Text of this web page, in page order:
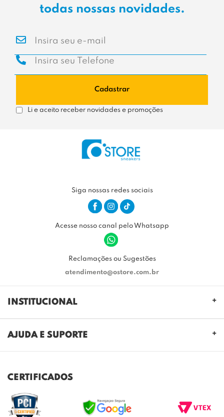
todas nossas novidades.
Cadastrar
Li e aceito receber novidades e promoções
Siga nossas redes sociais
Acesse nosso canal pelo Whatsapp
Reclamações ou Sugestões
atendimento@ostore.com.br
INSTITUCIONAL
REGULAMENTO CASHBACK
AJUDA E SUPORTE
TROCAS E DEVOLUÇÕES
ENVIO E ENTREGA
DÚVIDAS FREQUENTES
CERTIFICADOS